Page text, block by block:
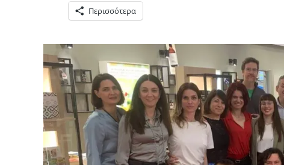
Περισσότερα